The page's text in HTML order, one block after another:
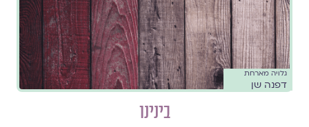
גלויה מארחת
דפנה שן
בינינו